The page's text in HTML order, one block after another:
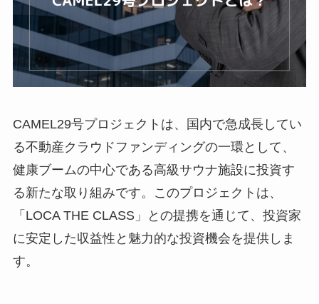
CAMEL29号プロジェクトは、国内で急成長してい
る不動産クラウドファンディングの一環として、
健康ブームの中心である高級サウナ施設に投資す
る新たな取り組みです。このプロジェクトは、
「LOCA THE CLASS」との提携を通じて、投資家
に安定した収益性と魅力的な投資機会を提供しま
す。